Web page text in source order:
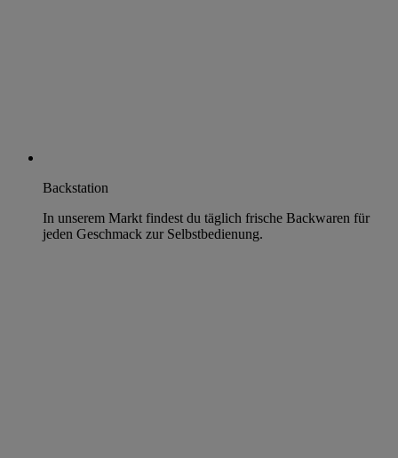
Backstation
In unserem Markt findest du täglich frische Backwaren für
jeden Geschmack zur Selbstbedienung.